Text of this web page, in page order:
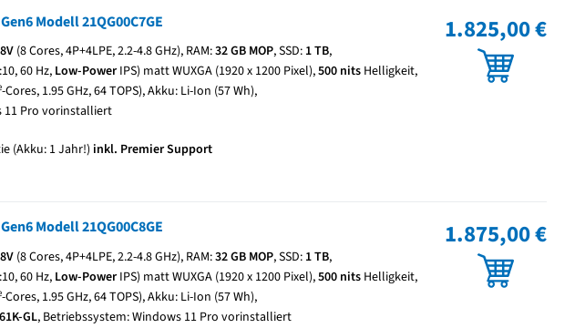
Modell 21QG00C7GE
(8 Cores, 4P+4LPE, 2.2-4.8 GHz), RAM:32 GB MOP, SSD: 1 TB,
60 Hz,Low-PowerIPS) matt WUXGA (1920 x 1200 Pixel),500 nits Helligkeit,
-Cores, 1.95 GHz, 64 TOPS), Akku: Li-Ion (57 Wh),
11 Pro vorinstalliert
(Akku: 1 Jahr!) inkl. Premier Support
1.825,00 €
Modell 21QG00C8GE
(8 Cores, 4P+4LPE, 2.2-4.8 GHz), RAM:32 GB MOP, SSD: 1 TB,
60 Hz,Low-PowerIPS) matt WUXGA (1920 x 1200 Pixel),500 nits Helligkeit,
-Cores, 1.95 GHz, 64 TOPS), Akku: Li-Ion (57 Wh),
GL, Betriebssystem: Windows 11 Pro vorinstalliert
1.875,00 €